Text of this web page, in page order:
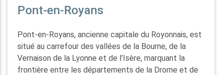
Pont-en-Royans
Pont-en-Royans, ancienne capitale du Royonnais, est
situé au carrefour des vallées de la Bourne, de la
Vernaison de la Lyonne et de l’Isère, marquant la
frontière entre les départements de la Drome et de